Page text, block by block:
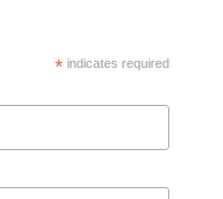
*indicates required